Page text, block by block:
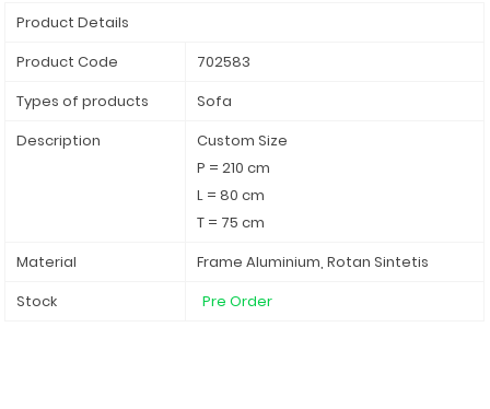
Product Details
Product Code
702583
Types of products
Sofa
Description
Custom Size
P = 210 cm
L = 80 cm
T = 75 cm
Material
Frame Aluminium, Rotan Sintetis
Stock
Pre Order